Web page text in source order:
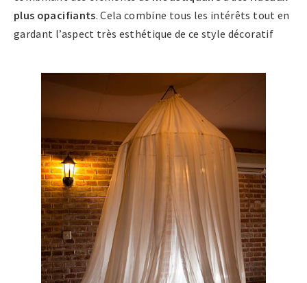
plus opacifiants. Cela combine tous les intérêts tout en
gardant l’aspect très esthétique de ce style décoratif